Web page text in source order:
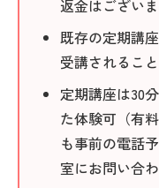
返金はございま
既存の定期講
受講されるこ
定期講座は30
た体験可（有
も事前の電話
室にお問い合